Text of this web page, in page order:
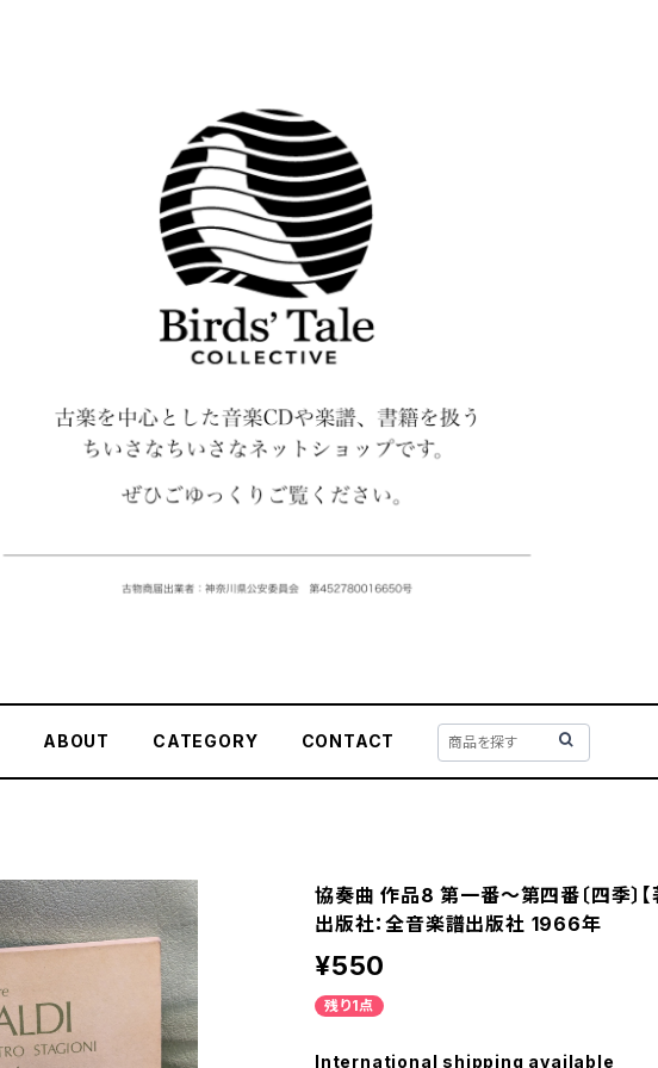
ABOUT CATEGORY CONTACT
協奏曲 作品8 第一番〜第四番〔四季〕【
出版社：全音楽譜出版社 1966年
¥550
残り1点
International shipping available